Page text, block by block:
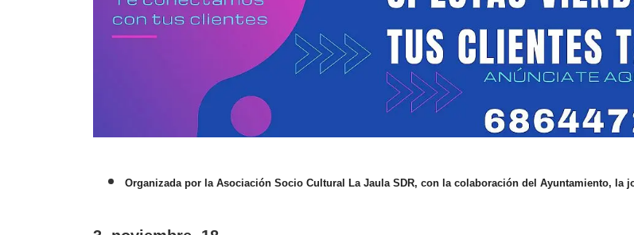
Organizada por la Asociación Socio Cultural La Jaula SDR, con la colaboración del Ayuntamiento, la